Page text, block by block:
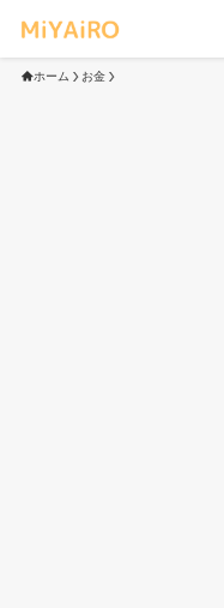
ホーム お金